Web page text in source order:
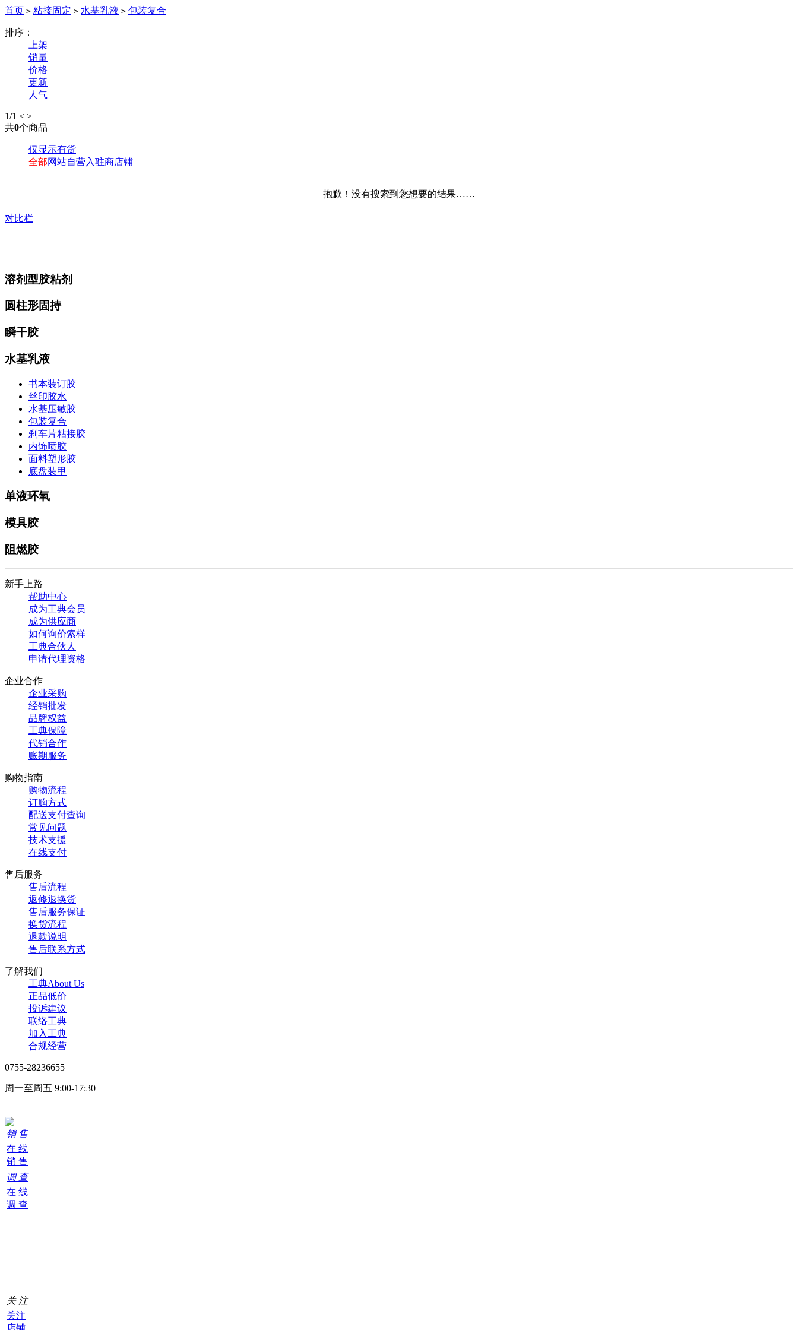
首页 > 粘接固定 > 水基乳液 > 包装复合
排序：
上架
销量
价格
更新
人气
1/1 < >
共0个商品
仅显示有货
全部网站自营入驻商店铺
抱歉！没有搜索到您想要的结果……
对比栏
溶剂型胶粘剂
圆柱形固持
瞬干胶
水基乳液
书本装订胶
丝印胶水
水基压敏胶
包装复合
刹车片粘接胶
内饰喷胶
面料塑形胶
底盘装甲
单液环氧
模具胶
阻燃胶
新手上路
帮助中心
成为工典会员
成为供应商
如何询价索样
工典合伙人
申请代理资格
企业合作
企业采购
经销批发
品牌权益
工典保障
代销合作
账期服务
购物指南
购物流程
订购方式
配送支付查询
常见问题
技术支援
在线支付
售后服务
售后流程
返修退换货
售后服务保证
换货流程
退款说明
售后联系方式
了解我们
工典About Us
正品低价
投诉建议
联络工典
加入工典
合规经营
0755-28236655
周一至周五 9:00-17:30
销 售
在 线
销 售
调 查
在 线
调 查
关 注
关注